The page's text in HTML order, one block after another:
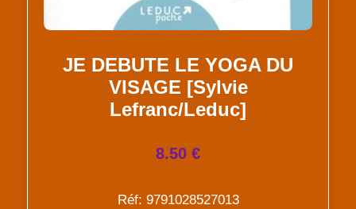
JE DEBUTE LE YOGA DU
VISAGE [Sylvie
Lefranc/Leduc]
8.50 €
Réf: 9791028527013